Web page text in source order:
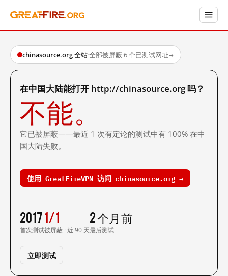
chinasource.org 全站·全部被屏蔽·6 个已测试网址→
在中国大陆能打开 http://chinasource.org 吗？
不能。
它已被屏蔽——最近 1 次有定论的测试中有 100% 在中
国大陆失败。
使用 GreatFireVPN 访问 chinasource.org →
2017
首次测试
1/1
被屏蔽 · 近 90 天
2 个月前
最后测试
立即测试